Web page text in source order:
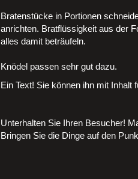
Bratenstücke in Portionen
anrichten. Bratflüssigkeit aus der
alles damit beträufeln.
Knödel passen sehr gut dazu.
Ein Text! Sie können ihn mit Inhalt
Unterhalten Sie Ihren Besucher!
Bringen Sie die Dinge auf den